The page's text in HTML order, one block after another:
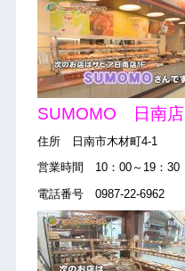
SUMOMO 日南店
住所 日南市木材町4-1
営業時間 10：00～19：30
電話番号 0987-22-6962